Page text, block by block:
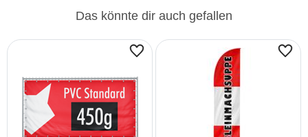
Das könnte dir auch gefallen